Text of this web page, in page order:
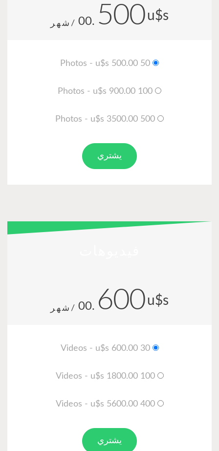
u$s
500
.00 /شهر
يشتري
u$s
600
.00 /شهر
30 Videos - u$s 600.00
100 Videos - u$s 1800.00
400 Videos - u$s 5600.00
يشتري